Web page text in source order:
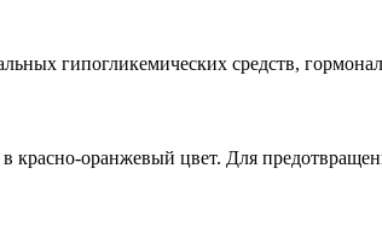
гипогликемических средств,
красно-оранжевый цвет. Для